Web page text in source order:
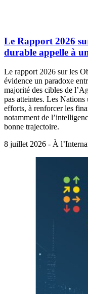
Le Rapport 2026
durable appelle à
Le rapport 2026 sur les
évidence un paradoxe
majorité des cibles de
pas atteintes. Les
efforts, à renforcer les
notamment de
bonne trajectoire.
8 juillet 2026 - À